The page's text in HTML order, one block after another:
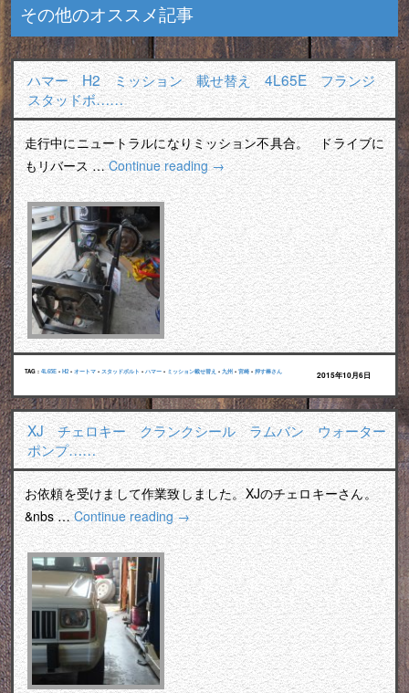
その他のオススメ記事
ハマー H2 ミッション 載せ替え 4L65E フランジ
スタッドボ……
走行中にニュートラルになりミッション不具合。 ドライブに
もリバース …Continue reading→
TAG : 4L65E • H2 • オートマ • スタッドボルト • ハマー • ミッション載せ替え • 九州 • 宮崎 • 押す棒さん 2015年10月6日
XJ チェロキー クランクシール ラムバン ウォーター
ポンプ……
お依頼を受けまして作業致しました。XJのチェロキーさん。
&nbs …Continue reading→